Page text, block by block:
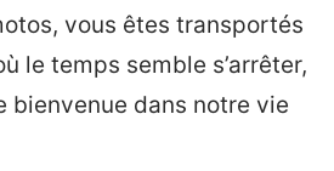
vous êtes transportés
le temps semble s’arrêter,
bienvenue dans notre vie